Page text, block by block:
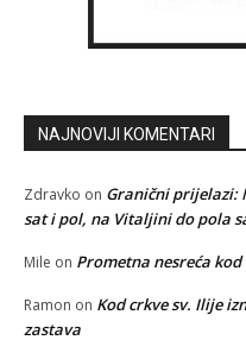
NAJNOVIJI KOMENTARI
Zdravko on Granični prijelazi:
sat i pol, na Vitaljini do pola
Mile on Prometna nesreća
Ramon on Kod crkve sv. Ilije
zastava